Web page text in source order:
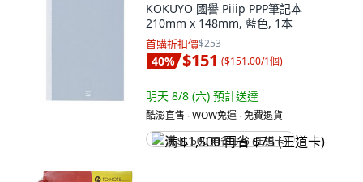
KOKUYO 國譽 Piiip PPP筆記本
210mm x 148mm, 藍色, 1本
首購折扣價$253
40% $151 ($151.00/1個)
明天 8/8 (六) 預計送達
酷澎直售 ∙ WOW免運 ∙ 免費退貨
满 $1,500 再省 $75 (王道卡)